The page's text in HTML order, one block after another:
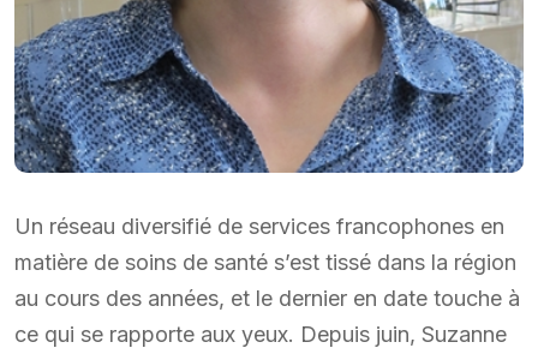
Un réseau diversifié de services francophones en
matière de soins de santé s’est tissé dans la région
au cours des années, et le dernier en date touche à
ce qui se rapporte aux yeux. Depuis juin, Suzanne